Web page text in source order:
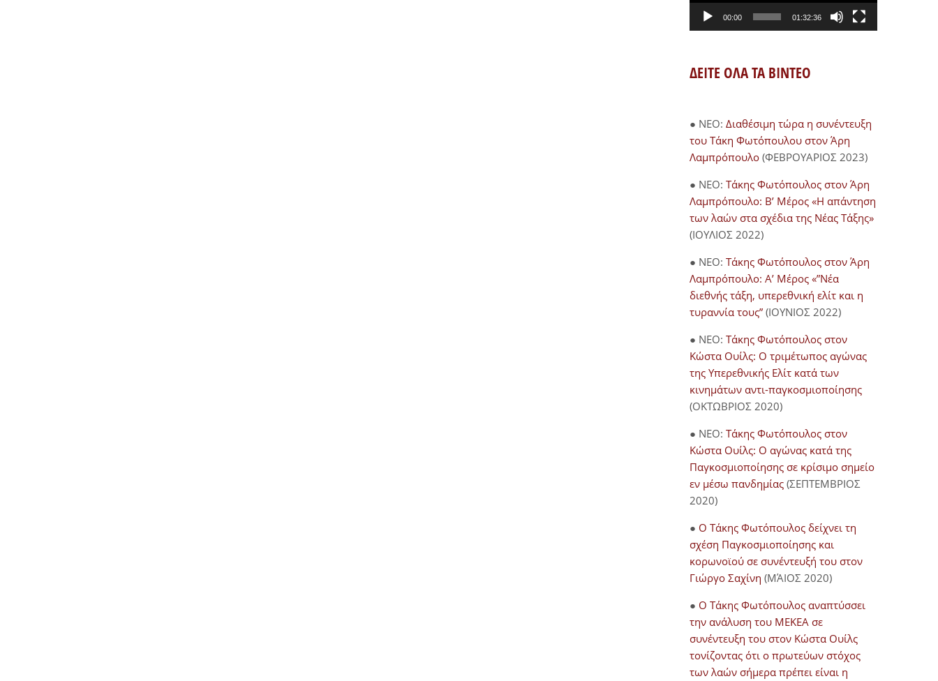
00:00 01:32:36
ΔΕΙΤΕ ΟΛΑ ΤΑ ΒΙΝΤΕΟ
● NEO: Διαθέσιμη τώρα η συνέντευξη
του Τάκη Φωτόπουλου στον Άρη
Λαμπρόπουλο(ΦΕΒΡΟΥΑΡΙΟΣ 2023)
● NEO: Τάκης Φωτόπουλος στον Άρη
Λαμπρόπουλο: Β’ Μέρος «Η απάντηση
των λαών στα σχέδια της Νέας Τάξης»
(ΙΟΥΛΙΟΣ 2022)
● NEO: Τάκης Φωτόπουλος στον Άρη
Λαμπρόπουλο: Α’ Μέρος «”Νέα
διεθνής τάξη, υπερεθνική ελίτ και η
τυραννία τους” (ΙΟΥΝΙΟΣ 2022)
● NEO: Τάκης Φωτόπουλος στον
Κώστα Ουίλς: Ο τριμέτωπος αγώνας
της Υπερεθνικής Ελίτ κατά των
κινημάτων αντι-παγκοσμιοποίησης
(ΟΚΤΩΒΡΙΟΣ 2020)
● NEO: Τάκης Φωτόπουλος στον
Κώστα Ουίλς: Ο αγώνας κατά της
Παγκοσμιοποίησης σε κρίσιμο σημείο
εν μέσω πανδημίας (ΣΕΠΤΕΜΒΡΙΟΣ
2020)
● Ο Τάκης Φωτόπουλος δείχνει τη
σχέση Παγκοσμιοποίησης και
κορωνοϊού σε συνέντευξή του στον
Γιώργο Σαχίνη (ΜΆΙΟΣ 2020)
● O Τάκης Φωτόπουλος αναπτύσσει
την ανάλυση του ΜΕΚΕΑ σε
συνέντευξη του στον Κώστα Ουίλς
τονίζοντας ότι ο πρωτεύων στόχος
των λαών σήμερα πρέπει είναι η